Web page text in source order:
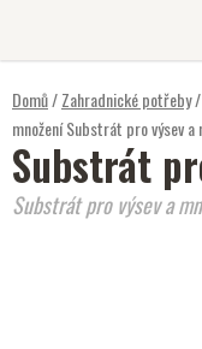
Domů/Zahradnické potřeby/
množeníSubstrát pro výsev a
Substrát
Substrát pro výsev a